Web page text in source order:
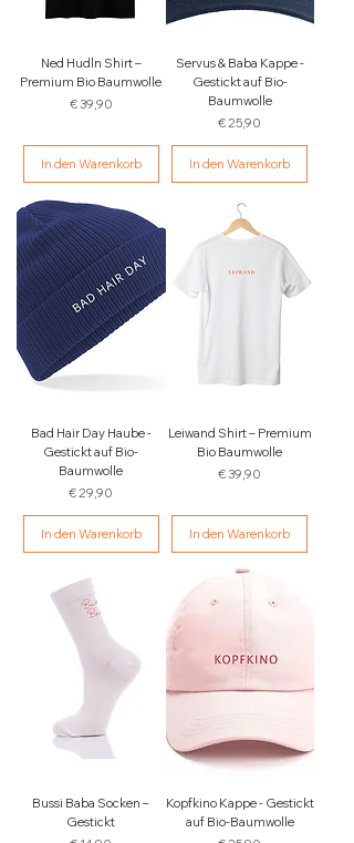
Ned Hudln Shirt –
Premium Bio Baumwolle
Preis
€ 39,90
In den Warenkorb
Servus & Baba Kappe -
Gestickt auf Bio-
Baumwolle
Preis
€ 25,90
In den Warenkorb
Bad Hair Day Haube -
Gestickt auf Bio-
Baumwolle
Preis
€ 29,90
In den Warenkorb
Leiwand Shirt – Premium
Bio Baumwolle
Preis
€ 39,90
In den Warenkorb
Bussi Baba Socken –
Gestickt
Kopfkino Kappe - Gestickt
auf Bio-Baumwolle